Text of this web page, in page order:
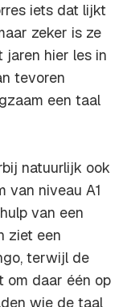
iets dat lijkt
zeker is ze
jaren hier les in
tevoren
een taal
natuurlijk ook
van niveau A1
van een
ziet een
terwijl de
om daar één op
wie de taal